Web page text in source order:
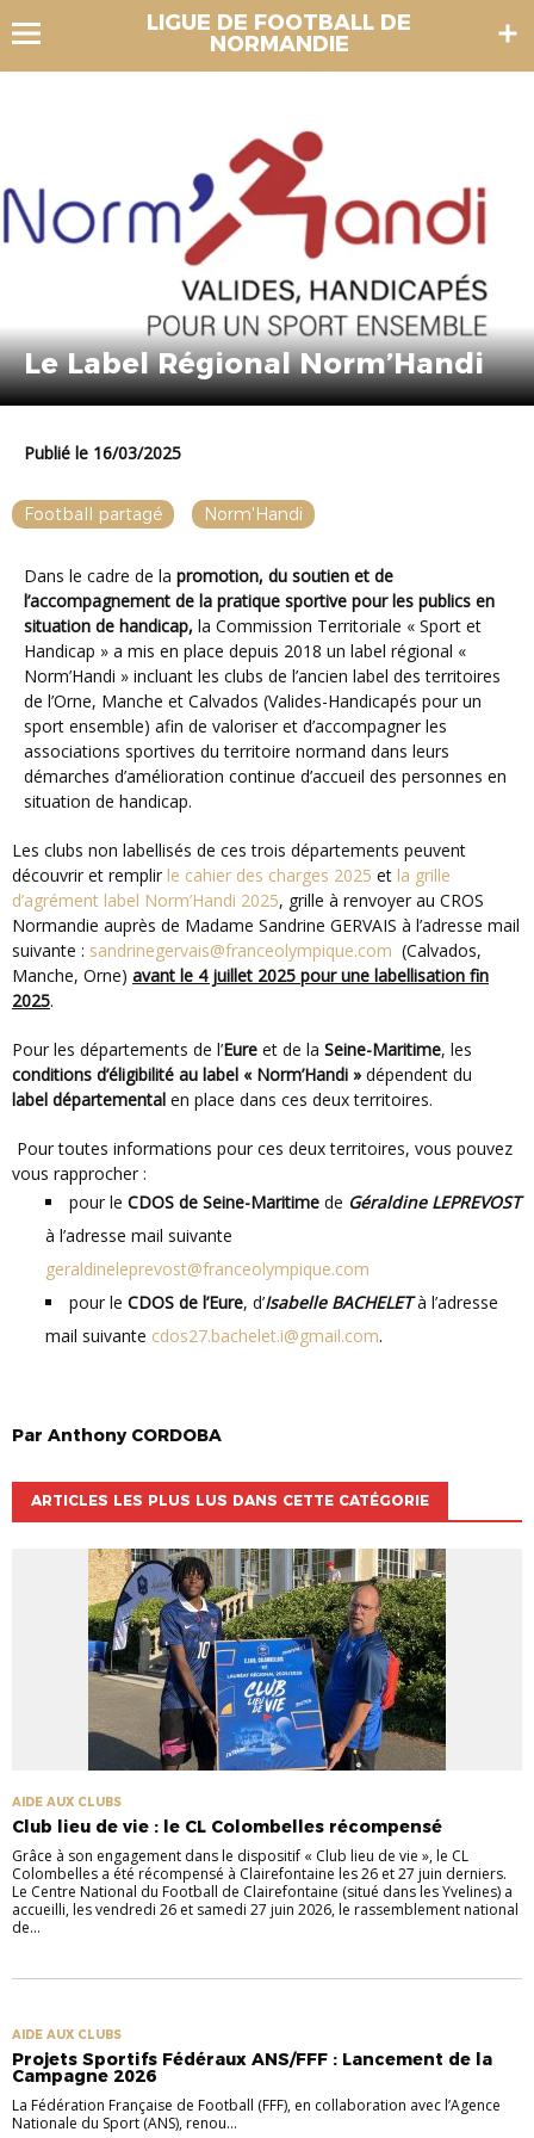
LIGUE DE FOOTBALL DE
NORMANDIE
Le Label Régional Norm’Handi
Publié le 16/03/2025
Football partagé Norm'Handi
Dans le cadre de la promotion, du soutien et de
l’accompagnement de la pratique sportive pour les publics en
situation de handicap, la Commission Territoriale « Sport et
Handicap » a mis en place depuis 2018 un label régional «
Norm’Handi » incluant les clubs de l’ancien label des territoires
de l’Orne, Manche et Calvados (Valides-Handicapés pour un
sport ensemble) afin de valoriser et d’accompagner les
associations sportives du territoire normand dans leurs
démarches d’amélioration continue d’accueil des personnes en
situation de handicap.
Les clubs non labellisés de ces trois départements peuvent
découvrir et remplir le cahier des charges 2025 et la grille
d’agrément label Norm’Handi 2025, grille à renvoyer au CROS
Normandie auprès de Madame Sandrine GERVAIS à l’adresse mail
suivante : sandrinegervais@franceolympique.com (Calvados,
Manche, Orne) avant le 4 juillet 2025 pour une labellisation fin
2025.
Pour les départements de l’Eure et de la Seine-Maritime, les
conditions d’éligibilité au label « Norm’Handi » dépendent du
label départemental en place dans ces deux territoires.
Pour toutes informations pour ces deux territoires, vous pouvez
vous rapprocher :
pour le CDOS de Seine-Maritime de Géraldine LEPREVOST
à l’adresse mail suivante
geraldineleprevost@franceolympique.com
pour le CDOS de l’Eure, d’Isabelle BACHELETà l’adresse
mail suivante cdos27.bachelet.i@gmail.com.
Par Anthony CORDOBA
ARTICLES LES PLUS LUS DANS CETTE CATÉGORIE
AIDE AUX CLUBS
Club lieu de vie : le CL Colombelles récompensé
Grâce à son engagement dans le dispositif « Club lieu de vie », le CL
Colombelles a été récompensé à Clairefontaine les 26 et 27 juin derniers.
Le Centre National du Football de Clairefontaine (situé dans les Yvelines) a
accueilli, les vendredi 26 et samedi 27 juin 2026, le rassemblement national
de...
AIDE AUX CLUBS
Projets Sportifs Fédéraux ANS/FFF : Lancement de la
Campagne 2026
La Fédération Française de Football (FFF), en collaboration avec l’Agence
Nationale du Sport (ANS), renou...